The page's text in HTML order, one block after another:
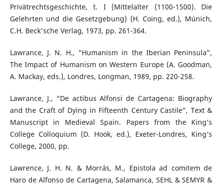
Privätrechtsgeschichte, t. I (Mittelalter (1100-1500). Die
Gelehrten und die Gesetzgebung) (H. Coing, ed.), Múnich,
C.H. Beck'sche Verlag, 1973, pp. 261-364.
Lawrance, J. N. H., “Humanism in the Iberian Peninsula”,
The Impact of Humanism on Western Europe (A. Goodman,
A. Mackay, eds.), Londres, Longman, 1989, pp. 220-258.
Lawrance, J., “De actibus Alfonsi de Cartagena: Biography
and the Craft of Dying in Fifteenth Century Castile”, Text &
Manuscript in Medieval Spain. Papers from the King’s
College Colloquium (D. Hook, ed.), Exeter-Londres, King’s
College, 2000, pp.
Lawrence, J. H. N. & Morrás, M., Epistola ad comitem de
Haro de Alfonso de Cartagena, Salamanca, SEHL & SEMYR &